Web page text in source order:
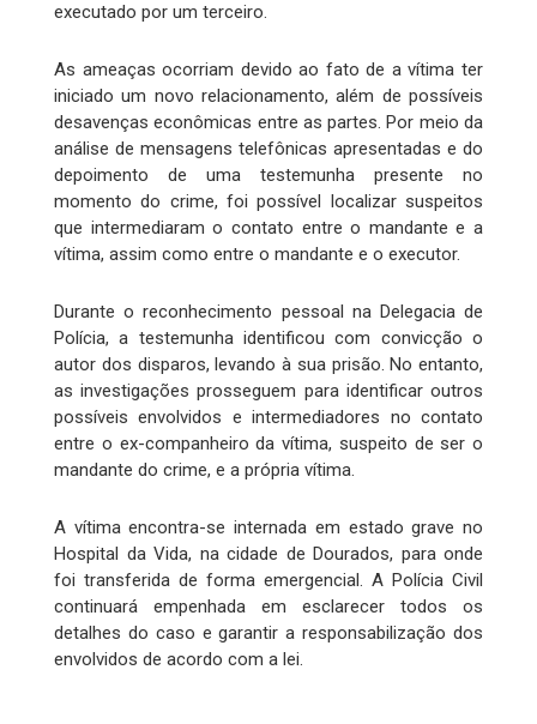
executado por um terceiro.
As ameaças ocorriam devido ao fato de a vítima ter
iniciado um novo relacionamento, além de possíveis
desavenças econômicas entre as partes. Por meio da
análise de mensagens telefônicas apresentadas e do
depoimento de uma testemunha presente no
momento do crime, foi possível localizar suspeitos
que intermediaram o contato entre o mandante e a
vítima, assim como entre o mandante e o executor.
Durante o reconhecimento pessoal na Delegacia de
Polícia, a testemunha identificou com convicção o
autor dos disparos, levando à sua prisão. No entanto,
as investigações prosseguem para identificar outros
possíveis envolvidos e intermediadores no contato
entre o ex-companheiro da vítima, suspeito de ser o
mandante do crime, e a própria vítima.
A vítima encontra-se internada em estado grave no
Hospital da Vida, na cidade de Dourados, para onde
foi transferida de forma emergencial. A Polícia Civil
continuará empenhada em esclarecer todos os
detalhes do caso e garantir a responsabilização dos
envolvidos de acordo com a lei.